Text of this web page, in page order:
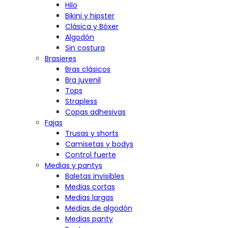
Hilo
Bikini y hipster
Clásica y Bóxer
Algodón
Sin costura
Brasieres
Bras clásicos
Bra juvenil
Tops
Strapless
Copas adhesivas
Fajas
Trusas y shorts
Camisetas y bodys
Control fuerte
Medias y pantys
Baletas invisibles
Medias cortas
Medias largas
Medias de algodón
Medias panty